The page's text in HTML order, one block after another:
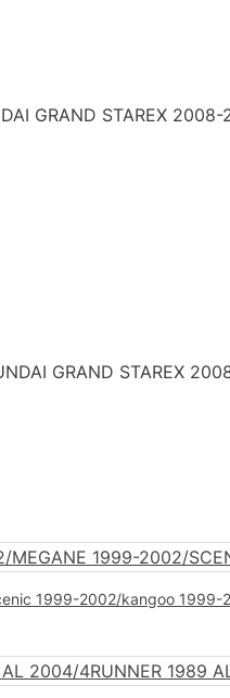
GRAND STAREX
GRAND STAREX
1999-2002/kangoo